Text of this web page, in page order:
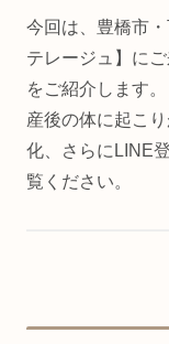
今回は、豊橋市
テレージュ】に
をご紹介します。
産後の体に起こ
化、さらにLINE
覧ください。